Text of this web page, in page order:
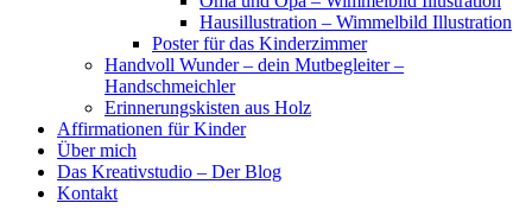
Hausillustration – Wimmelbild Illustration
Poster für das Kinderzimmer
Handvoll Wunder – dein Mutbegleiter –
Handschmeichler
Erinnerungskisten aus Holz
Affirmationen für Kinder
Über mich
Das Kreativstudio – Der Blog
Kontakt